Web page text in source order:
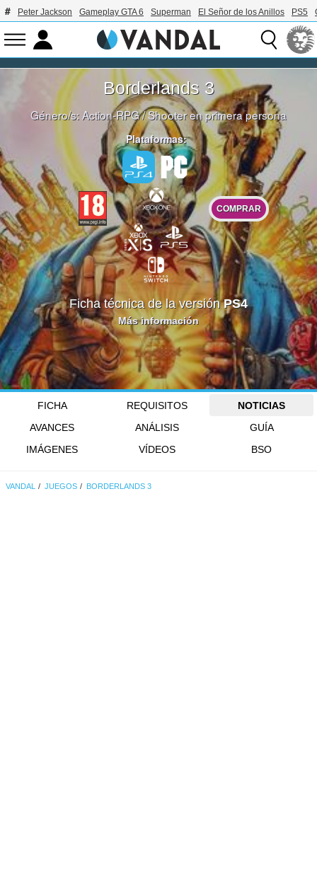
Peter Jackson Gameplay GTA 6 Superman El Señor de los Anillos PS5
Borderlands 3
Género/s:Action-RPG/Shooter en primera persona
Plataformas:
COMPRAR
Ficha técnica de la versiónPS4
Más información
FICHA REQUISITOS
NOTICIAS
AVANCES
ANÁLISIS
GUÍA
IMÁGENES
VÍDEOS BSO
VANDAL JUEGOS BORDERLANDS 3